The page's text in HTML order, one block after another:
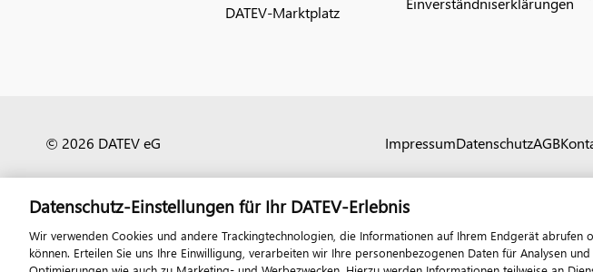
DATEV-Marktplatz
© 2026 DATEV eG ImpressumDatenschutzAGB
Datenschutz-Einstellungen für Ihr DATEV-Erlebnis
Wir verwenden Cookies und andere Trackingtechnologien, die Informationen auf Ihrem Endgerät abrufen
können. Erteilen Sie uns Ihre Einwilligung, verarbeiten wir Ihre personenbezogenen Daten für Analysen und